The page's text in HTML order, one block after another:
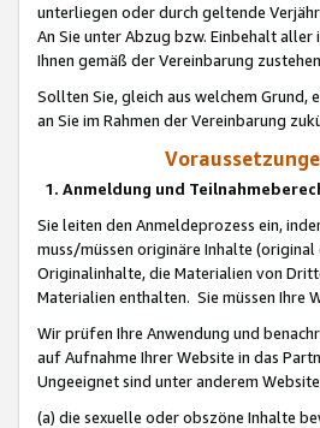
unterliegen oder durch geltende
An Sie unter Abzug bzw. Einbehalt
Ihnen gemäß der Vereinbarung
Sollten Sie, gleich aus welchem Grund,
an Sie im Rahmen der Vereinbarung
1. Anmeldung und
Sie leiten den Anmeldeprozess ein,
muss/müssen originäre Inhalte
Originalinhalte, die Materialien von
Materialien enthalten. Sie müssen Ihre
Wir prüfen Ihre Anwendung und
auf Aufnahme Ihrer Website in das
Ungeeignet sind unter anderem
(a) die sexuelle oder obszöne Inhalte